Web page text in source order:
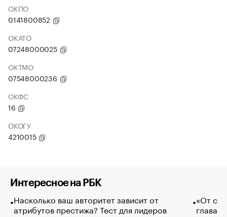
ОКПО
0141800852
ОКАТО
07248000025
ОКТМО
07548000236
ОКФС
16
ОКОГУ
4210015
Интересное на РБК
Насколько ваш авторитет зависит от
атрибутов престижа? Тест для лидеров
«От
глава